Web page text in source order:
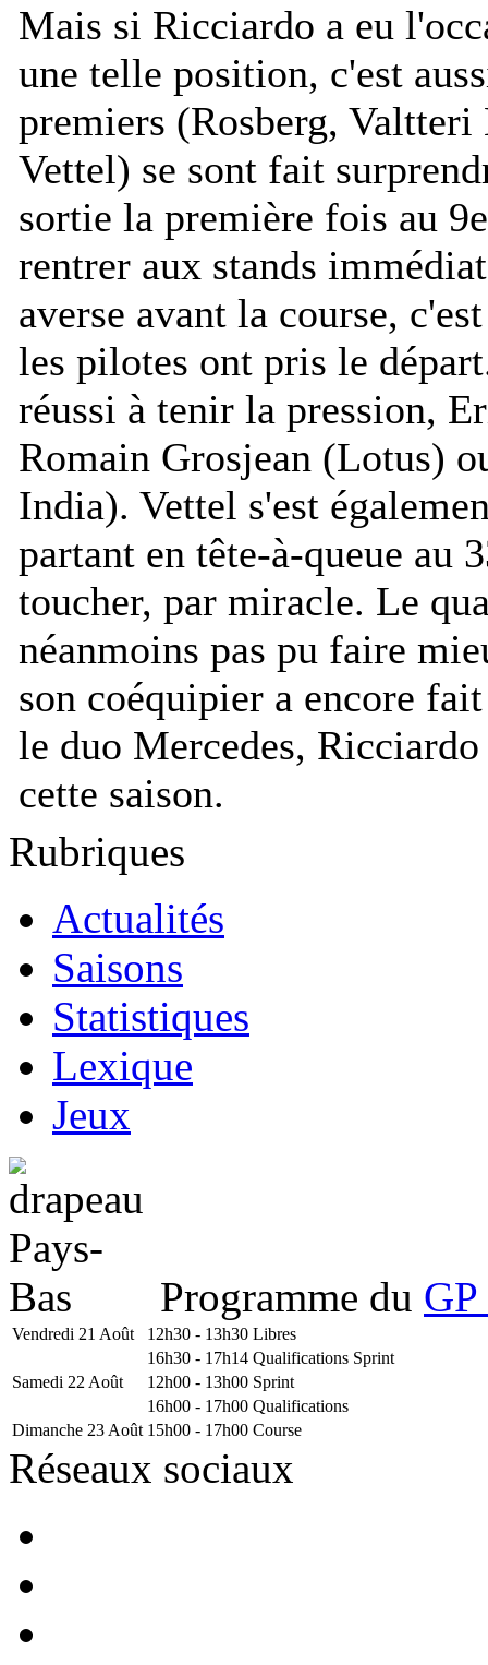
Mais si Ricciardo a eu
une telle position, c'est
premiers (Rosberg,
Vettel) se sont fait
sortie la première fois au
rentrer aux stands
averse avant la course,
les pilotes ont pris le
réussi à tenir la pression,
Romain Grosjean (Lotus)
India). Vettel s'est
partant en tête-à-queue au
toucher, par miracle. Le
néanmoins pas pu faire
son coéquipier a encore
le duo Mercedes,
cette saison.
Rubriques
Actualités
Saisons
Statistiques
Lexique
Jeux
Programme du
Vendredi 21 Août 12h30 - 13h30 Libres
16h30 - 17h14 Qualifications Sprint
Samedi 22 Août
12h00 - 13h00 Sprint
16h00 - 17h00 Qualifications
Dimanche 23 Août 15h00 - 17h00 Course
Réseaux sociaux